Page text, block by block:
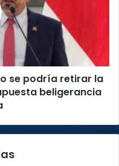
se podría retirar la
beligerancia